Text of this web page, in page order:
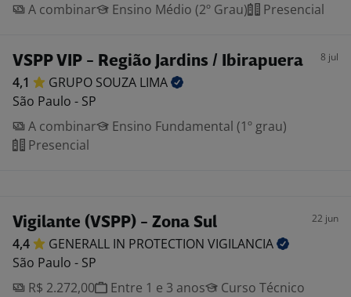
A combinar
Ensino Médio (2º Grau) Presencial
VSPP VIP - Região Jardins / Ibirapuera 8 jul
4,1 GRUPO SOUZA LIMA
São Paulo - SP
A combinar
Ensino Fundamental (1º grau)
Presencial
Vigilante (VSPP) - Zona Sul 22 jun
4,4 GENERALL IN PROTECTION VIGILANCIA
São Paulo - SP
R$ 2.272,00
Entre 1 e 3 anos
Curso Técnico